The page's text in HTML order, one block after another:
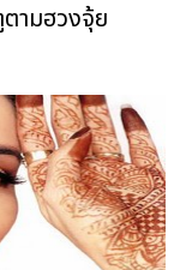
ามฮวงจุ้ย